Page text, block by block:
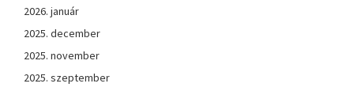
2026. január
2025. december
2025. november
2025. szeptember